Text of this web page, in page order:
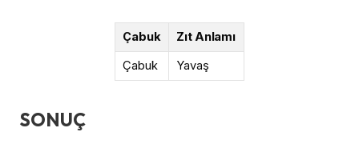
Çabuk
Zıt Anlamı
Çabuk
Yavaş
SONUÇ